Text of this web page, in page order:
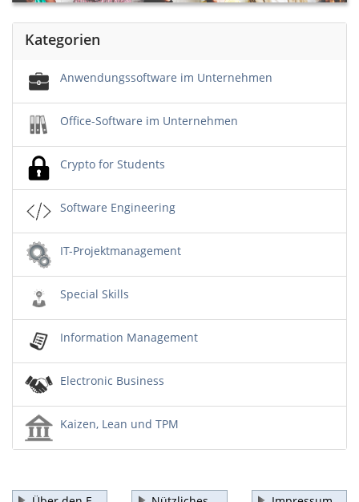
Kategorien
Anwendungssoftware im Unternehmen
Office-Software im Unternehmen
Crypto for Students
Software Engineering
IT-Projektmanagement
Special Skills
Information Management
Electronic Business
Kaizen, Lean und TPM